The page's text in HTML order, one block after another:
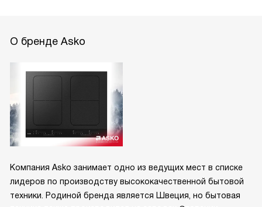
О бренде Asko
Компания Asko занимает одно из ведущих мест в списке
лидеров по производству высококачественной бытовой
техники. Родиной бренда является Швеция, но бытовая